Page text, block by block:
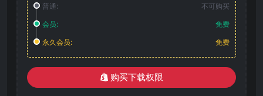
普通:
不可购买
会员:
免费
永久会员:
免费
购买下载权限